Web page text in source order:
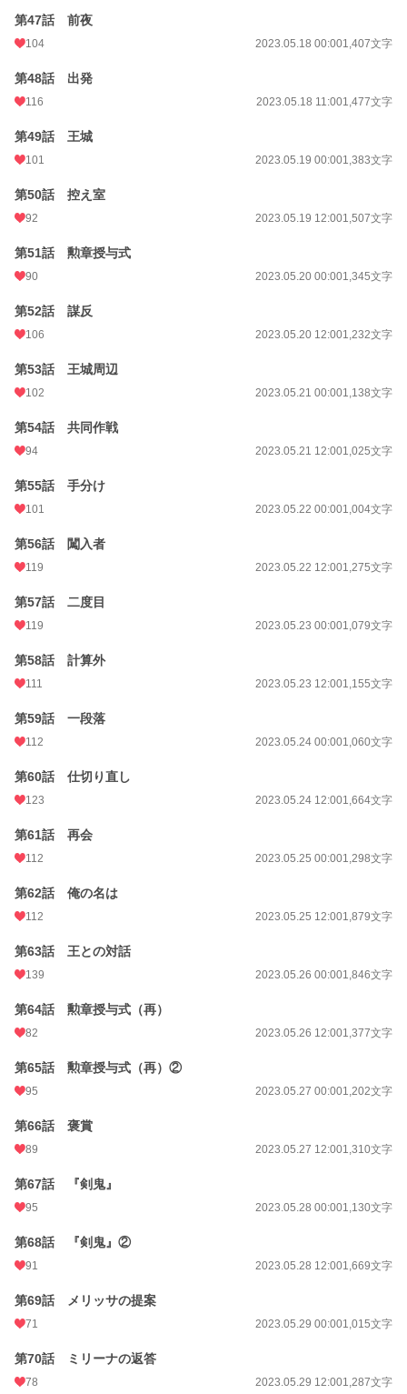
第47話 前夜
104 2023.05.18 00:001,407文字
第48話 出発
116 2023.05.18 11:001,477文字
第49話 王城
101 2023.05.19 00:001,383文字
第50話 控え室
92 2023.05.19 12:001,507文字
第51話 勲章授与式
90 2023.05.20 00:001,345文字
第52話 謀反
106 2023.05.20 12:001,232文字
第53話 王城周辺
102 2023.05.21 00:001,138文字
第54話 共同作戦
94 2023.05.21 12:001,025文字
第55話 手分け
101 2023.05.22 00:001,004文字
第56話 闖入者
119 2023.05.22 12:001,275文字
第57話 二度目
119 2023.05.23 00:001,079文字
第58話 計算外
111 2023.05.23 12:001,155文字
第59話 一段落
112 2023.05.24 00:001,060文字
第60話 仕切り直し
123 2023.05.24 12:001,664文字
第61話 再会
112 2023.05.25 00:001,298文字
第62話 俺の名は
112 2023.05.25 12:001,879文字
第63話 王との対話
139 2023.05.26 00:001,846文字
第64話 勲章授与式（再）
82 2023.05.26 12:001,377文字
第65話 勲章授与式（再）②
95 2023.05.27 00:001,202文字
第66話 褒賞
89 2023.05.27 12:001,310文字
第67話 『剣鬼』
95 2023.05.28 00:001,130文字
第68話 『剣鬼』②
91 2023.05.28 12:001,669文字
第69話 メリッサの提案
71 2023.05.29 00:001,015文字
第70話 ミリーナの返答
78 2023.05.29 12:001,287文字